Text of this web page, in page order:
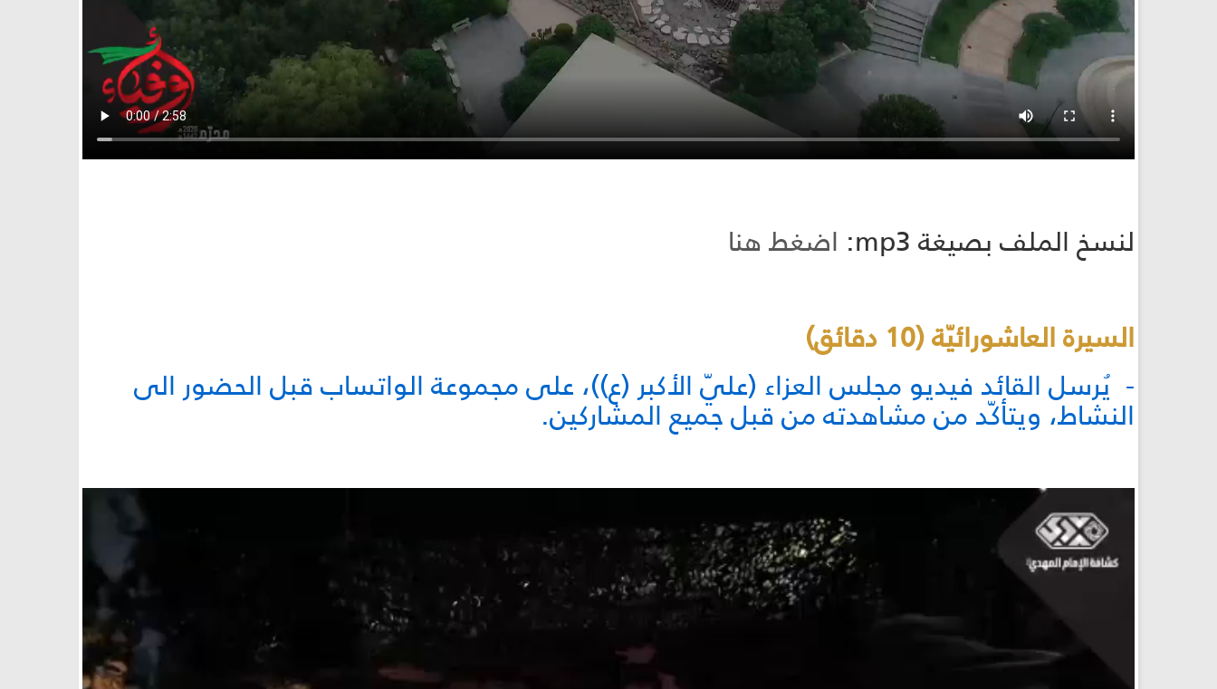
لنسخ الملف بصيغة mp3: اضغط هنا
السيرة العاشورائيّة (10 دقائق)
- يُرسل القائد فيديو مجلس العزاء (عليّ الأكبر (ع))، على مجموعة الواتساب قبل الحضور الى
النشاط، ويتأكّد من مشاهدته من قبل جميع المشاركين.